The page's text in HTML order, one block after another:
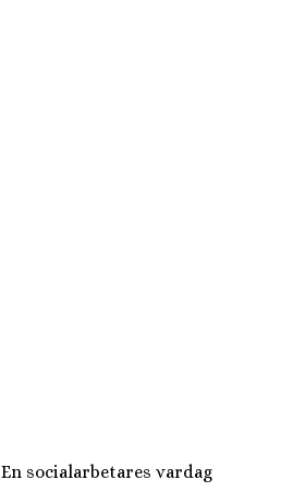
En socialarbetares vardag